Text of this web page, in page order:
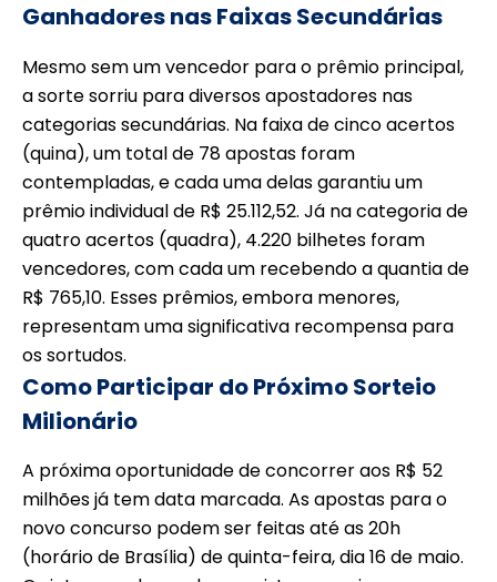
Ganhadores nas Faixas Secundárias
Mesmo sem um vencedor para o prêmio principal,
a sorte sorriu para diversos apostadores nas
categorias secundárias. Na faixa de cinco acertos
(quina), um total de 78 apostas foram
contempladas, e cada uma delas garantiu um
prêmio individual de R$ 25.112,52. Já na categoria de
quatro acertos (quadra), 4.220 bilhetes foram
vencedores, com cada um recebendo a quantia de
R$ 765,10. Esses prêmios, embora menores,
representam uma significativa recompensa para
os sortudos.
Como Participar do Próximo Sorteio
Milionário
A próxima oportunidade de concorrer aos R$ 52
milhões já tem data marcada. As apostas para o
novo concurso podem ser feitas até as 20h
(horário de Brasília) de quinta-feira, dia 16 de maio.